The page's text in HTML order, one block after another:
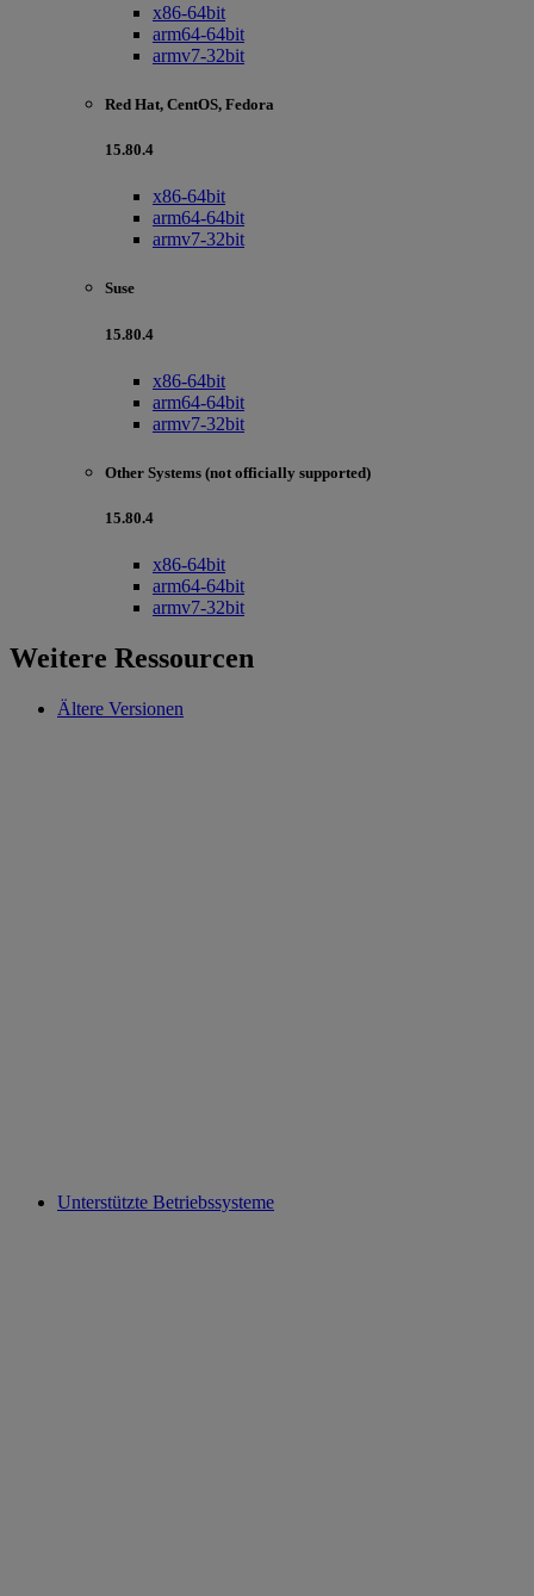
x86-64bit
arm64-64bit
armv7-32bit
Red Hat, CentOS, Fedora
15.80.4
x86-64bit
arm64-64bit
armv7-32bit
Suse
15.80.4
x86-64bit
arm64-64bit
armv7-32bit
Other Systems (not officially supported)
15.80.4
x86-64bit
arm64-64bit
armv7-32bit
Weitere Ressourcen
Ältere Versionen
Unterstützte Betriebssysteme